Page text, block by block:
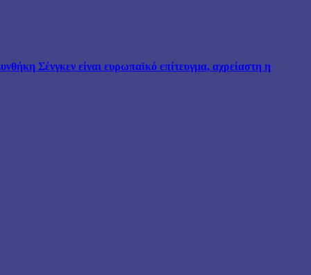
Σένγκεν είναι ευρωπαϊκό επίτευγμα, αχρείαστη η